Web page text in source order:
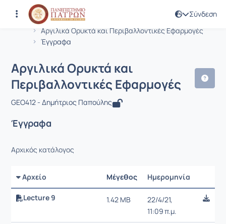
Σύνδεση
Αρχική Σελίδα
Αργιλικά Ορυκτά και Περιβαλλοντικές Εφαρμογές
Έγγραφα
Μάθημα : Αργιλικά Ορυκτά και
Κωδικός : GEO412
Αργιλικά Ορυκτά και
Περιβαλλοντικές Εφαρμογές
GEO412 - Δημήτριος Παπούλης
Έγγραφα
Αρχικός κατάλογος
Αρχείο Μέγεθος Ημερομηνία
Lecture 9
1.42 MB
22/4/21,
11:09 π.μ.